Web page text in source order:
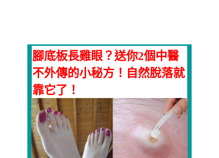
腳底板長雞眼？送你2個中醫
不外傳的小秘方！自然脫落就
靠它了！